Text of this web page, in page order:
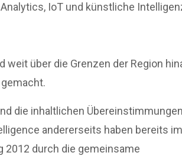
IoT und künstliche
über die Grenzen der Region
die inhaltlichen Übereinstimmungen
andererseits haben bereits
2012 durch die gemeinsame